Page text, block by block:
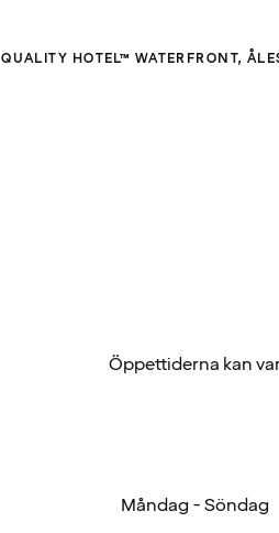
QUALITY HOTEL™ WATERFRONT,
Öppettiderna kan
Måndag - Söndag